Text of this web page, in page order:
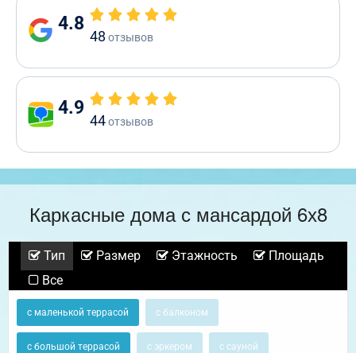
4.8
48 отзывов
4.9
44отзывов
Каркасные дома с мансардой 6х8
Тип Размер Этажность
Площадь
Все
с маленькой террасой с балконом
с большой террасой с эркером с сауной